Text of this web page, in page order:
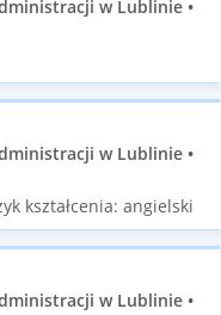
w Lublinie •
w Lublinie •
kształcenia: angielski
w Lublinie •